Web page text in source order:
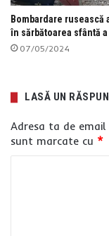
Bombardare rusească
în sărbătoarea sfântă
07/05/2024
LASĂ UN
Adresa ta de
sunt marcate cu *